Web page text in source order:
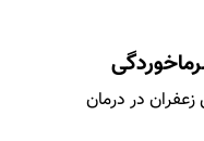
در درمان